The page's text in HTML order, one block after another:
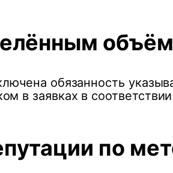
обязанность
в заявках в
по